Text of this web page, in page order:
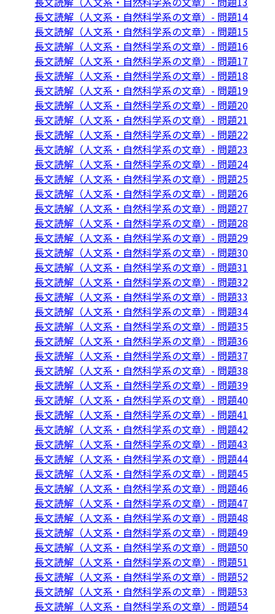
長文読解（人文系・自然科学系の文章）- 問題14
長文読解（人文系・自然科学系の文章）- 問題15
長文読解（人文系・自然科学系の文章）- 問題16
長文読解（人文系・自然科学系の文章）- 問題17
長文読解（人文系・自然科学系の文章）- 問題18
長文読解（人文系・自然科学系の文章）- 問題19
長文読解（人文系・自然科学系の文章）- 問題20
長文読解（人文系・自然科学系の文章）- 問題21
長文読解（人文系・自然科学系の文章）- 問題22
長文読解（人文系・自然科学系の文章）- 問題23
長文読解（人文系・自然科学系の文章）- 問題24
長文読解（人文系・自然科学系の文章）- 問題25
長文読解（人文系・自然科学系の文章）- 問題26
長文読解（人文系・自然科学系の文章）- 問題27
長文読解（人文系・自然科学系の文章）- 問題28
長文読解（人文系・自然科学系の文章）- 問題29
長文読解（人文系・自然科学系の文章）- 問題30
長文読解（人文系・自然科学系の文章）- 問題31
長文読解（人文系・自然科学系の文章）- 問題32
長文読解（人文系・自然科学系の文章）- 問題33
長文読解（人文系・自然科学系の文章）- 問題34
長文読解（人文系・自然科学系の文章）- 問題35
長文読解（人文系・自然科学系の文章）- 問題36
長文読解（人文系・自然科学系の文章）- 問題37
長文読解（人文系・自然科学系の文章）- 問題38
長文読解（人文系・自然科学系の文章）- 問題39
長文読解（人文系・自然科学系の文章）- 問題40
長文読解（人文系・自然科学系の文章）- 問題41
長文読解（人文系・自然科学系の文章）- 問題42
長文読解（人文系・自然科学系の文章）- 問題43
長文読解（人文系・自然科学系の文章）- 問題44
長文読解（人文系・自然科学系の文章）- 問題45
長文読解（人文系・自然科学系の文章）- 問題46
長文読解（人文系・自然科学系の文章）- 問題47
長文読解（人文系・自然科学系の文章）- 問題48
長文読解（人文系・自然科学系の文章）- 問題49
長文読解（人文系・自然科学系の文章）- 問題50
長文読解（人文系・自然科学系の文章）- 問題51
長文読解（人文系・自然科学系の文章）- 問題52
長文読解（人文系・自然科学系の文章）- 問題53
長文読解（人文系・自然科学系の文章）- 問題54